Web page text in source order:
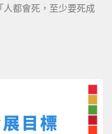
都會死，至少要死成